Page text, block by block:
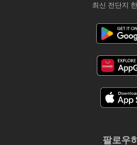
최신 전단지
팔로우